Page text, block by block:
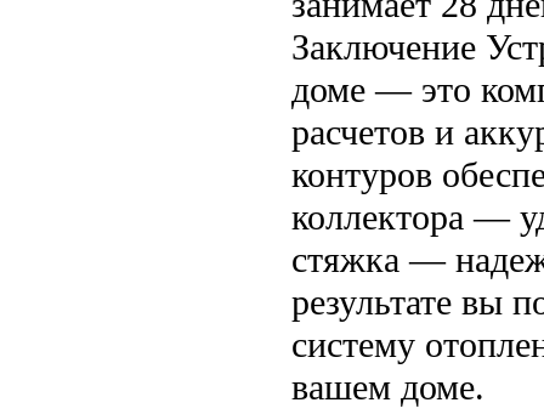
Заключение
доме — это
расчетов и
контуров
коллектора —
стяжка —
результате вы
систему
вашем доме.